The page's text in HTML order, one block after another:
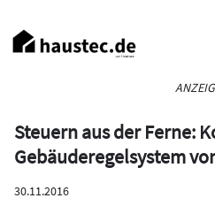
zum
Inhalt
Steuern aus der Ferne:
Gebäuderegelsystem
30.11.2016